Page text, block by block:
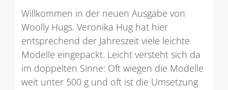
Willkommen in der neuen Ausgabe von
Woolly Hugs. Veronika Hug hat hier
entsprechend der Jahreszeit viele leichte
Modelle eingepackt. Leicht versteht sich da
im doppelten Sinne: Oft wiegen die Modelle
weit unter 500 g und oft ist die Umsetzung